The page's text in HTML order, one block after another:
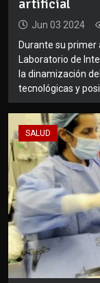
artificial
Jun 03 2024
Durante su primer
Laboratorio de
la dinamización
tecnológicas y
SALUD